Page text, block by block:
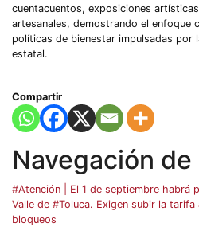
cuentacuentos, exposiciones
artesanales, demostrando el enfoque
políticas de bienestar impulsadas por
estatal.
Compartir
Navegación
#Atención | El 1 de septiembre habrá
Valle de #Toluca. Exigen subir la
bloqueos